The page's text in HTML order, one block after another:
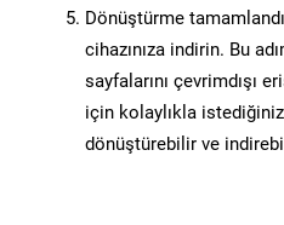
Dönüştürme
cihazınıza indirin. Bu
sayfalarını çevrimdışı
için kolaylıkla
dönüştürebilir ve